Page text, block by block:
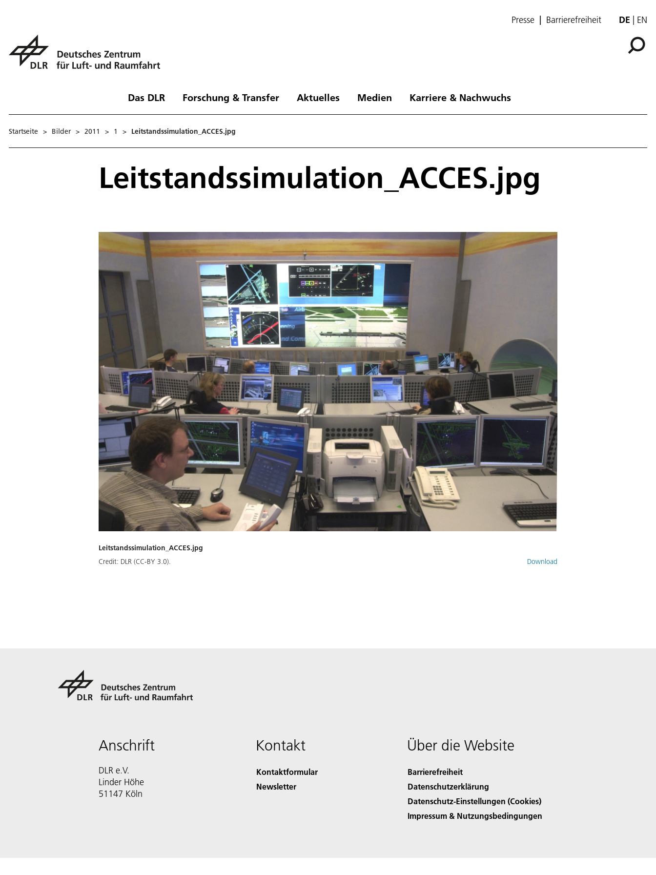
Presse Barrierefreiheit DE EN
Das DLR Forschung & Transfer Aktuelles Medien Karriere & Nachwuchs
Startseite > Bilder > 2011 > 1 > Leitstandssimulation_ACCES.jpg
Leitstandssimulation_ACCES.jpg
Leitstandssimulation_ACCES.jpg
Credit: DLR (CC-BY 3.0). Download
Anschrift
DLR e.V.
Linder Höhe
51147 Köln
Kontakt
Kontaktformular
Newsletter
Über die Website
Barrierefreiheit
Datenschutzerklärung
Datenschutz-Einstellungen (Cookies)
Impressum & Nutzungsbedingungen